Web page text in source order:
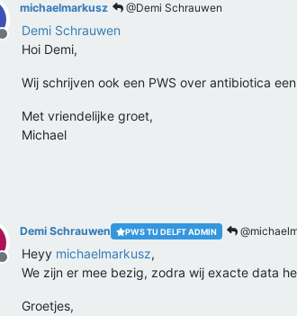
Offline
michaelmarkusz @Demi Schrauwen
Demi Schrauwen
Hoi Demi,
Wij schrijven ook een PWS over antibiotica
Met vriendelijke groet,
Michael
Offline
Demi Schrauwen PWS TU DELFT ADMIN
Heyy michaelmarkusz,
We zijn er mee bezig, zodra wij exacte data
Groetjes,